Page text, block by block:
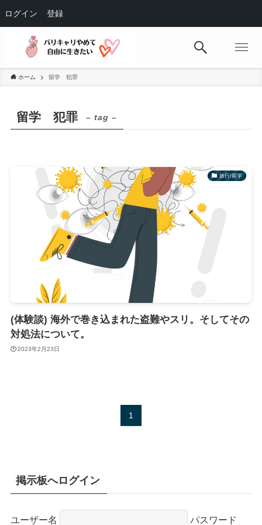
ログイン 登録
ホーム 留学 犯罪
留学 犯罪 – tag –
旅行/留学
(体験談) 海外で巻き込まれた盗難やスリ。そしてその
対処法について。
2023年2月23日
1
掲示板へログイン
ユーザー名 パスワード